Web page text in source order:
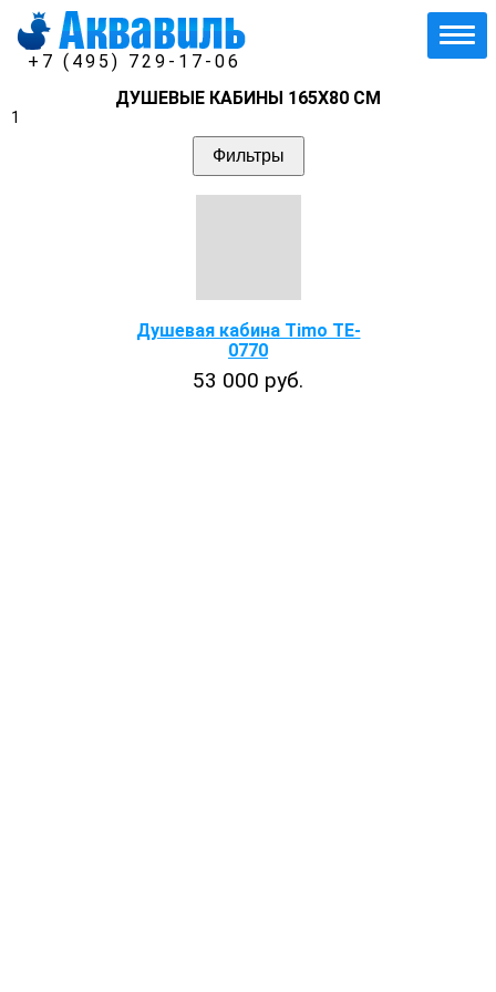
+7 (495) 729-17-06
ДУШЕВЫЕ КАБИНЫ 165Х80 СМ
1
Фильтры
Душевая кабина Timo TE-
0770
53 000 руб.